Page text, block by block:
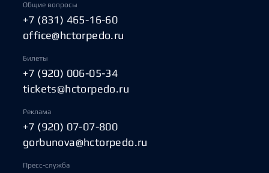
Общие вопросы
+7 (831) 465-16-60
office@hctorpedo.ru
Билеты
+7 (920) 006-05-34
tickets@hctorpedo.ru
Реклама
+7 (920) 07-07-800
gorbunova@hctorpedo.ru
Пресс-служба